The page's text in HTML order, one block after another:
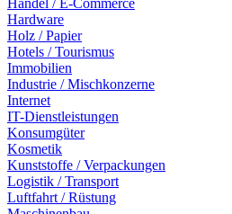
Handel / E-Commerce
Hardware
Holz / Papier
Hotels / Tourismus
Immobilien
Industrie / Mischkonzerne
Internet
IT-Dienstleistungen
Konsumgüter
Kosmetik
Kunststoffe / Verpackungen
Logistik / Transport
Luftfahrt / Rüstung